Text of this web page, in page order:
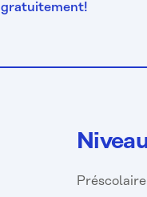
gratuitement!
Préscolaire